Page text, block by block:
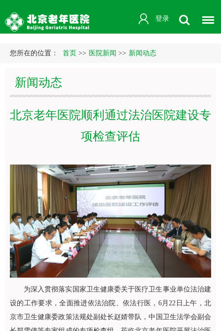
登录
您所在的位置： 首页 >> 医院新闻 >> 新闻动态
新闻动态
北京老年医院顺利通过法治医院建设专
项检查评估
为深入贯彻落实国家卫生健康委关于医疗卫生事业单位法治建
设的工作要求，全面推进依法治院、依法行医，6月22日上午，北
京市卫生健康委政策法规处副处长赵婧带队，中国卫生法学会副会